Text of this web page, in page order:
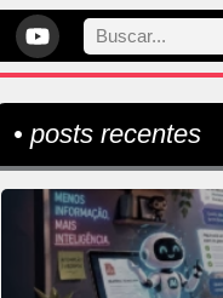
• posts recentes